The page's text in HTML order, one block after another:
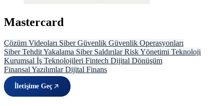
Mastercard
Çözüm Videoları Siber Güvenlik Güvenlik Operasyonları
Siber Tehdit Yakalama Siber Saldırılar Risk Yönetimi Teknoloji
Kurumsal İş Teknolojileri Fintech Dijital Dönüşüm
Finansal Yazılımlar Dijital Finans
İletişime Geç